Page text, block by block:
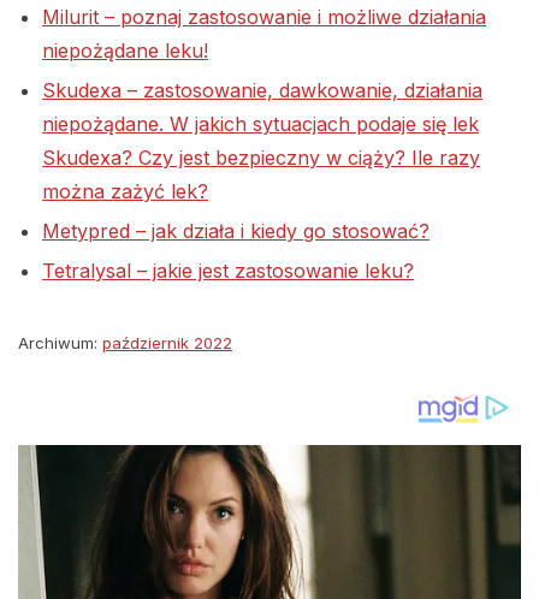
Milurit – poznaj zastosowanie i możliwe działania
niepożądane leku!
Skudexa – zastosowanie, dawkowanie, działania
niepożądane. W jakich sytuacjach podaje się lek
Skudexa? Czy jest bezpieczny w ciąży? Ile razy
można zażyć lek?
Metypred – jak działa i kiedy go stosować?
Tetralysal – jakie jest zastosowanie leku?
Archiwum: październik 2022